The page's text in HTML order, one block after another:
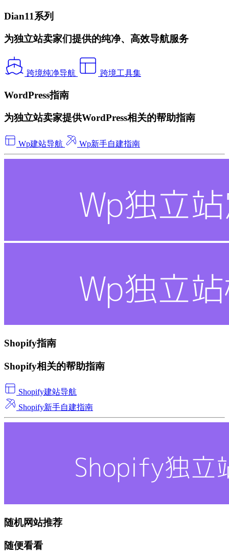
Dian11系列
为独立站卖家们提供的纯净、高效导航服务
跨境纯净导航 跨境工具集
WordPress指南
为独立站卖家提供WordPress相关的帮助指南
Wp建站导航 Wp新手自建指南
Shopify指南
Shopify相关的帮助指南
Shopify建站导航
Shopify新手自建指南
随机网站推荐
随便看看